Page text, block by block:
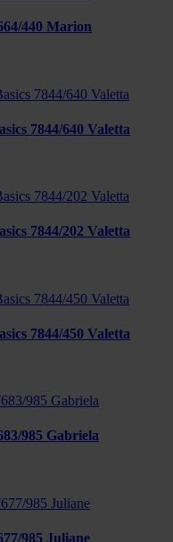
440 Marion
7844/640 Valetta
7844/202 Valetta
7844/450 Valetta
985 Gabriela
985 Juliane